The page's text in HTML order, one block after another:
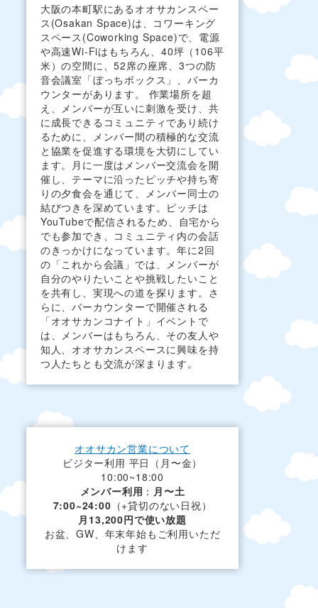
大阪の本町駅にあるオオサカンスペー
ス(Osakan Space)は、コワーキング
スペース(Coworking Space)で、電源
や高速Wi-Fiはもちろん、40坪（106平
米）の空間に、52席の座席、3つの防
音会議室「ぼっちボックス」、バーカ
ウンターがあります。 作業場所を超
え、メンバーが互いに刺激を受け、共
に成長できるコミュニティであり続け
るために、メンバー間の積極的な交流
と協業を促進する環境を大切にしてい
ます。月に一度はメンバー交流会を開
催し、テーマに沿ったピッチや持ち寄
りの夕食会を通じて、メンバー同士の
結びつきを深めています。ピッチは
YouTubeで配信されるため、自宅から
でも参加でき、コミュニティ内の会話
のきっかけになっています。年に2回
の「これから会議」では、メンバーが
自分のやりたいことや挑戦したいこと
を共有し、実現への道を探ります。さ
らに、バーカウンターで開催される
「オオサカンコナイト」イベントで
は、メンバーはもちろん、その友人や
知人、オオサカンスペースに興味を持
つ人たちとも交流が深まります。
オオサカン営業について
ビジター利用 平日（月〜金）
10:00~18:00
メンバー利用 ： 月〜土
7:00~24:00 （+貸切のない日祝）
月13,200円で使い放題
お盆、GW、年末年始もご利用いただ
けます